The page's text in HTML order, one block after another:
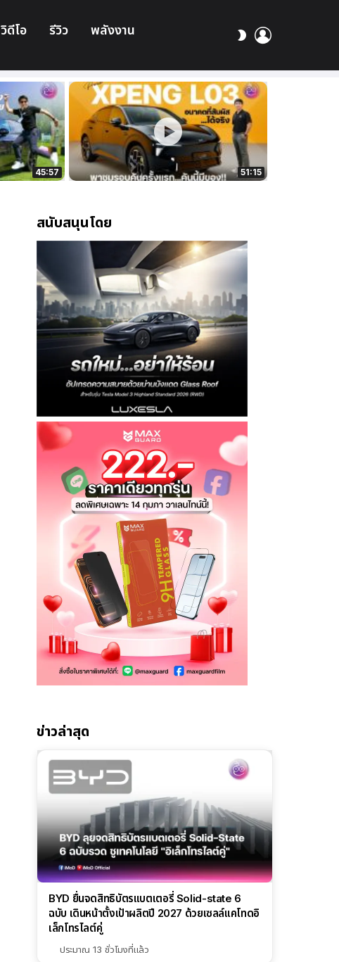
วิดีโอ รีวิว พลังงาน
สลับ
45:57 51:15
สนับสนุนโดย
ข่าวล่าสุด
BYD ยื่นจดสิทธิบัตรแบตเตอรี่ Solid-state 6
ฉบับ เดินหน้าตั้งเป้าผลิตปี 2027 ด้วยเซลล์แคโทดอิ
เล็กโทรไลต์คู่
ประมาณ 13 ชั่วโมงที่แล้ว